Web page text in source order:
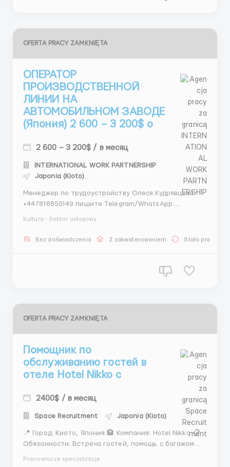
OFERTA PRACY ZAMKNIĘTA
ОПЕРАТОР
ПРОИЗВОДСТВЕННОЙ
ЛИНИИ НА
АВТОМОБИЛЬНОМ ЗАВОДЕ
(Япония) 2 600 – 3 200$ о
2 600 – 3 200$ / в месяц
INTERNATIONAL WORK PARTNERSHIP
Japonia (Kioto)
Менеджер по трудоустройству Олеся Кудрявцева
+447818850149 пишите Telegram/WhatsApp
завод Toyota Motor Corporation Заработная плата: •
Kultura - Sektor usługowy
Bez doświadczenia Z zakwaterowaniem Stała praca
OFERTA PRACY ZAMKNIĘTA
Помощник по
обслуживанию гостей в
отеле Hotel Nikko с
2400$ / в месяц
Space Recruitment Japonia (Kioto)
📍 Город: Киото, Япония 🏨 Компания: Hotel Nikko 📋
Обязанности: Встреча гостей, помощь с багажом
Pracownicze specjalizacje